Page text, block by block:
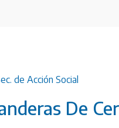
de Acción Social
De